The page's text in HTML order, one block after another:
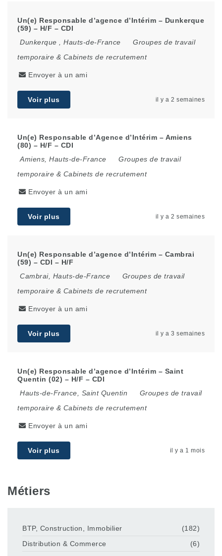
Un(e) Responsable d’agence d’Intérim – Dunkerque
(59) – H/F – CDI
Dunkerque
Hauts-de-France
Groupes de travail
temporaire & Cabinets de recrutement
Envoyer à un ami
Voir plus il y a 2 semaines
Un(e) Responsable d’Agence d’Intérim – Amiens
(80) – H/F – CDI
Amiens Hauts-de-France
Groupes de travail
temporaire & Cabinets de recrutement
Envoyer à un ami
Voir plus il y a 2 semaines
Un(e) Responsable d’agence d’Intérim – Cambrai
(59) – CDI – H/F
Cambrai, Hauts-de-France
Groupes de travail
temporaire & Cabinets de recrutement
Envoyer à un ami
Voir plus il y a 3 semaines
Un(e) Responsable d’agence d’Intérim – Saint
Quentin (02) – H/F – CDI
Hauts-de-France
Saint Quentin
Groupes de travail
temporaire & Cabinets de recrutement
Envoyer à un ami
Voir plus il y a 1 mois
Métiers
BTP, Construction, Immobilier
(182)
Distribution & Commerce
(6)